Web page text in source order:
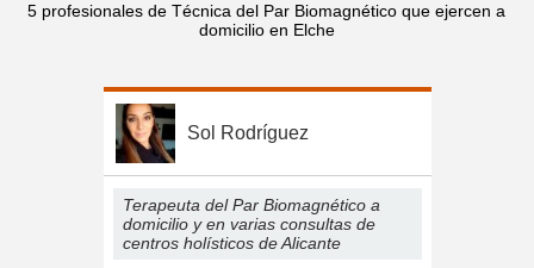
5 profesionales de Técnica del Par Biomagnético que ejercen a
domicilio en Elche
Sol Rodríguez
Terapeuta del Par Biomagnético a
domicilio y en varias consultas de
centros holísticos de Alicante